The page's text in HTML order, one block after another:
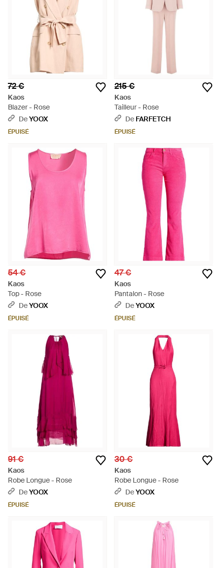
72 €
Kaos
Blazer - Rose
DeYOOX
ÉPUISÉ
215 €
Kaos
Tailleur - Rose
De FARFETCH
ÉPUISÉ
54 €
Kaos
Top - Rose
DeYOOX
ÉPUISÉ
47 €
Kaos
Pantalon - Rose
DeYOOX
ÉPUISÉ
91 €
Kaos
Robe Longue - Rose
DeYOOX
ÉPUISÉ
30 €
Kaos
Robe Longue - Rose
DeYOOX
ÉPUISÉ